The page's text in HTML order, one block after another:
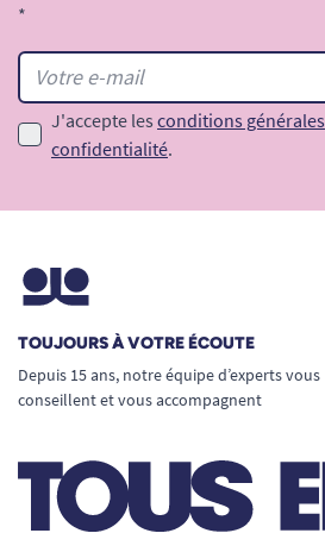
*
J'accepte les conditions générales
confidentialité.
TOUJOURS À VOTRE ÉCOUTE
Depuis 15 ans, notre équipe d’experts vous
conseillent et vous accompagnent